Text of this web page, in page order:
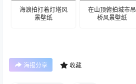
海浪拍打着灯塔风
景壁纸
在山顶俯拍城市吊
桥风景壁纸
海报分享 收藏